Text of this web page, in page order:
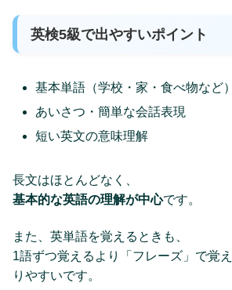
英検5級で出やすいポイント
基本単語（学校・家・食べ物など）
あいさつ・簡単な会話表現
短い英文の意味理解
長文はほとんどなく、
基本的な英語の理解が中心です。
また、英単語を覚えるときも、
1語ずつ覚えるより「フレーズ」で覚
りやすいです。